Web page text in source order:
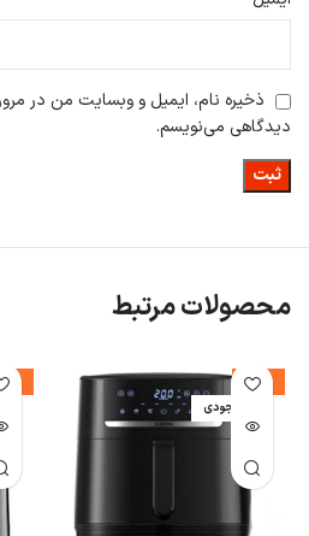
ذخیره نام، ایمیل و وبسایت من در
دیدگاهی می‌نویسم.
محصولات مرتبط
-13%
اتمام موجودی